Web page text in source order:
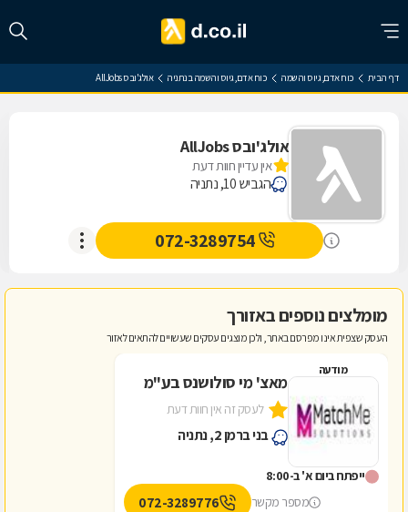
דף הבית כוח אדם, גיוס והשמה כוח אדם, גיוס והשמה בנתניה אולג'ובס AllJobs
אולג'ובס AllJobs
אין עדיין חוות דעת
הגביש 10, נתניה
072-3289754
מומלצים נוספים באזורך
העסק שצפית אינו מפרסם באתר, ולכן מוצגים עסקים שעשויים להתאים לאזור
מודעה
מאצ' מי סולושנס בע"מ
לעסק זה אין חוות דעת
בני ברמן 2, נתניה
ייפתח ביום א' ב-8:00
מספר מקשר
072-3289776